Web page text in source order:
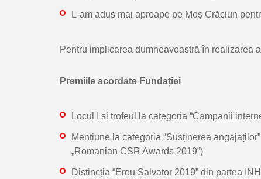
L-am adus mai aproape pe Moș Crăciun
Pentru implicarea dumneavoastră în realizarea
Premiile acordate Fundației
Locul I si trofeul la categoria “Campanii
Mențiune la categoria “Susținerea
„Romanian CSR Awards 2019”)
Distincția “Erou Salvator 2019” din partea